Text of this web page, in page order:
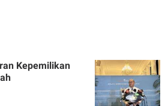
Kepemilikan